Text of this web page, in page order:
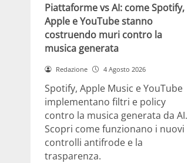
Piattaforme vs AI: come Spotify,
Apple e YouTube stanno
costruendo muri contro la
musica generata
Redazione 4 Agosto 2026
Spotify, Apple Music e YouTube
implementano filtri e policy
contro la musica generata da AI.
Scopri come funzionano i nuovi
controlli antifrode e la
trasparenza.